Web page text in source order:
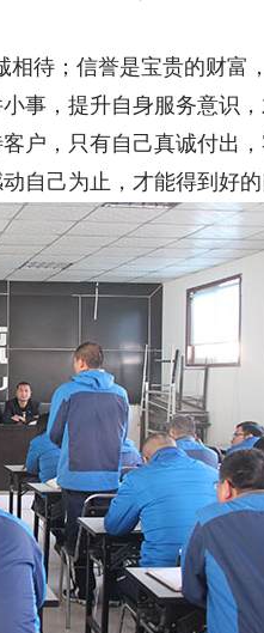
待；信誉是宝贵的财富
事，提升自身服务意识
户，只有自己真诚付出
自己为止，才能得到好